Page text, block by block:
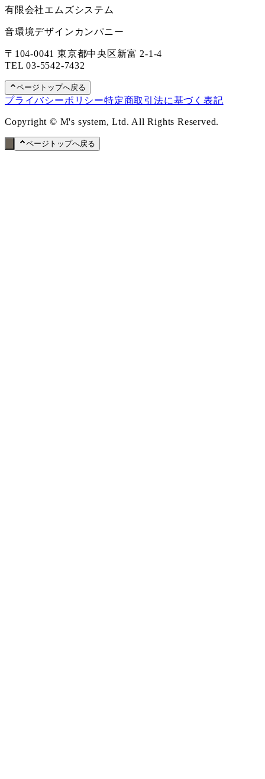
有限会社エムズシステム
音環境デザインカンパニー
〒104-0041 東京都中央区新富 2-1-4
TEL03-5542-7432
ページトップへ戻る
プライバシーポリシー特定商取引法に基づく表記
Copyright © M's system, Ltd. All Rights Reserved.
ページトップへ戻る